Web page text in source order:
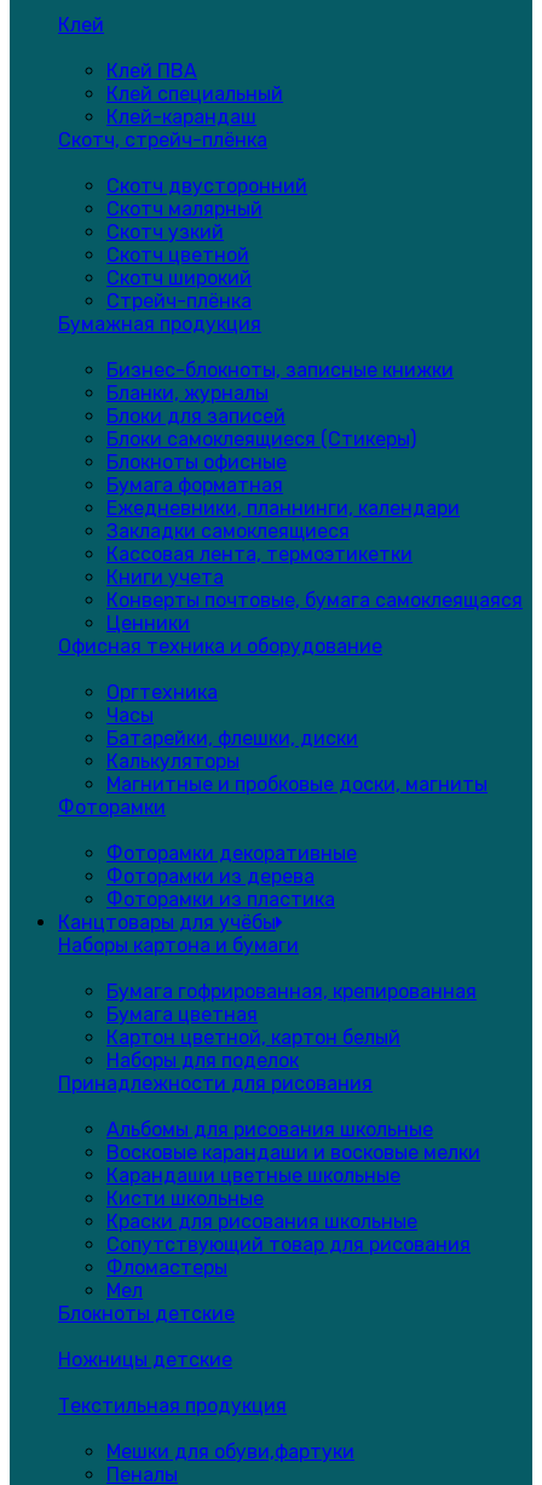
Клей
Клей ПВА
Клей специальный
Клей-карандаш
Скотч, стрейч-плёнка
Скотч двусторонний
Скотч малярный
Скотч узкий
Скотч цветной
Скотч широкий
Стрейч-плёнка
Бумажная продукция
Бизнес-блокноты, записные книжки
Бланки, журналы
Блоки для записей
Блоки самоклеящиеся (Стикеры)
Блокноты офисные
Бумага форматная
Ежедневники, планнинги, календари
Закладки самоклеящиеся
Кассовая лента, термоэтикетки
Книги учета
Конверты почтовые, бумага самоклеящаяся
Ценники
Офисная техника и оборудование
Оргтехника
Часы
Батарейки, флешки, диски
Калькуляторы
Магнитные и пробковые доски, магниты
Фоторамки
Фоторамки декоративные
Фоторамки из дерева
Фоторамки из пластика
Канцтовары для учёбы
Наборы картона и бумаги
Бумага гофрированная, крепированная
Бумага цветная
Картон цветной, картон белый
Наборы для поделок
Принадлежности для рисования
Альбомы для рисования школьные
Восковые карандаши и восковые мелки
Карандаши цветные школьные
Кисти школьные
Краски для рисования школьные
Сопутствующий товар для рисования
Фломастеры
Мел
Блокноты детские
Ножницы детские
Текстильная продукция
Мешки для обуви,фартуки
Пеналы